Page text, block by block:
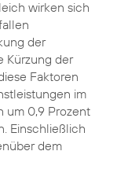
wirken sich
der
Kürzung der
Faktoren
im
um 0,9 Prozent
Einschließlich
dem